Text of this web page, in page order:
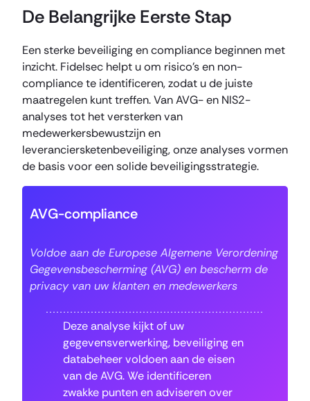
De Belangrijke Eerste Stap
Een sterke beveiliging en compliance beginnen met
inzicht. Fidelsec helpt u om risico’s en non-
compliance te identificeren, zodat u de juiste
maatregelen kunt treffen. Van AVG- en NIS2-
analyses tot het versterken van
medewerkersbewustzijn en
leveranciersketenbeveiliging, onze analyses vormen
de basis voor een solide beveiligingsstrategie.
AVG-compliance
Voldoe aan de Europese Algemene Verordening
Gegevensbescherming (AVG) en bescherm de
privacy van uw klanten en medewerkers
Deze analyse kijkt of uw
gegevensverwerking, beveiliging en
databeheer voldoen aan de eisen
van de AVG. We identificeren
zwakke punten en adviseren over